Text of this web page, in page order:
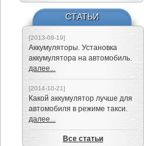
СТАТЬИ
[2013-08-19]
Аккумуляторы. Установка
аккумулятора на автомобиль.
далее...
[2014-10-21]
Какой аккумулятор лучше для
автомобиля в режиме такси.
далее...
Все статьи